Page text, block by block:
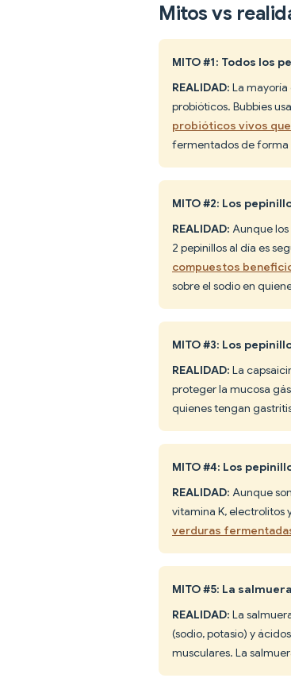
Mitos vs
MITO #1: Todos los
REALIDAD: La mayoría
probióticos. Bubbies
probióticos vivos
fermentados de forma
MITO #2: Los
REALIDAD: Aunque
2 pepinillos al día es
compuestos
sobre el sodio en
MITO #3: Los
REALIDAD: La
proteger la mucosa
quienes tengan
MITO #4: Los
REALIDAD: Aunque
vitamina K, electrolitos
verduras
MITO #5: La
REALIDAD: La
(sodio, potasio) y
musculares. La